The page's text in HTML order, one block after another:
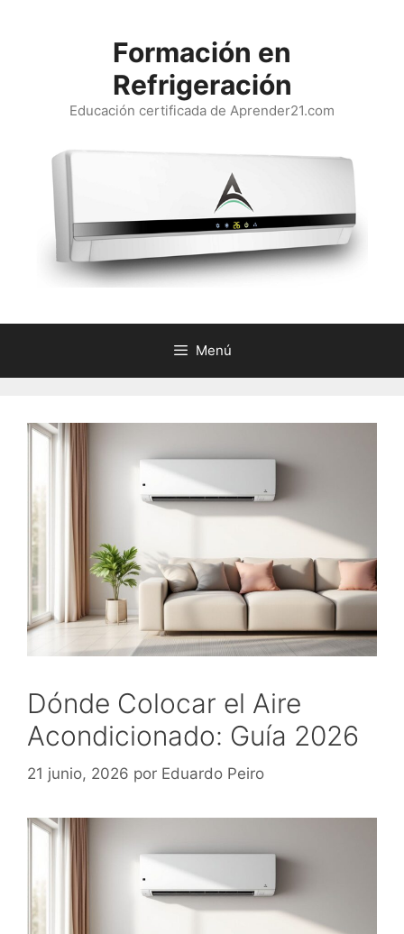
Formación en
Refrigeración
Educación certificada de Aprender21.com
Menú
Dónde Colocar el Aire
Acondicionado: Guía 2026
21 junio, 2026 por Eduardo Peiro